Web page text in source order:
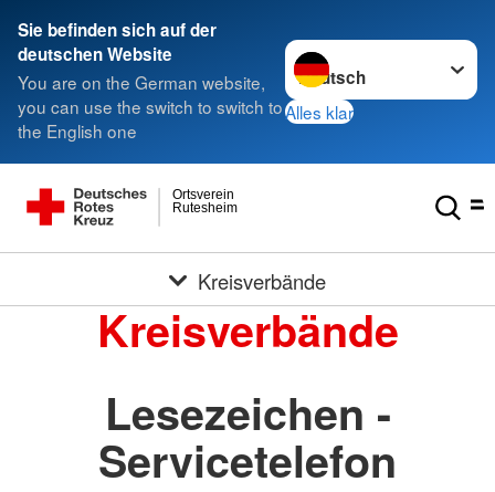
Sie befinden sich auf der
deutschen Website
You are on the German website,
you can use the switch to switch to
the English one
Sprache wechseln zu
Alles klar
Rutesheim
Ortsverein
Kreisverbände
Kreisverbände
Lesezeichen -
Servicetelefon